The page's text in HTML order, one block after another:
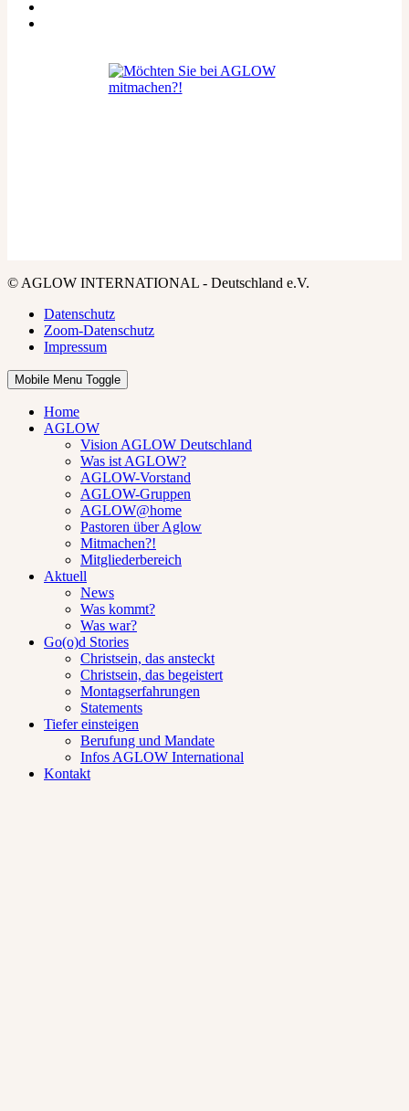
© AGLOW INTERNATIONAL - Deutschland e.V.
Datenschutz
Zoom-Datenschutz
Impressum
Mobile Menu Toggle
Home
AGLOW
Vision AGLOW Deutschland
Was ist AGLOW?
AGLOW-Vorstand
AGLOW-Gruppen
AGLOW@home
Pastoren über Aglow
Mitmachen?!
Mitgliederbereich
Aktuell
News
Was kommt?
Was war?
Go(o)d Stories
Christsein, das ansteckt
Christsein, das begeistert
Montagserfahrungen
Statements
Tiefer einsteigen
Berufung und Mandate
Infos AGLOW International
Kontakt